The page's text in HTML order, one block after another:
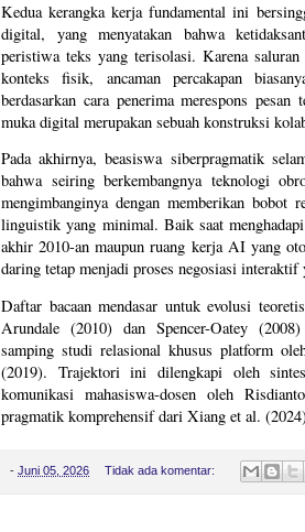
Kedua kerangka kerja fundamental ini
digital, yang menyatakan bahwa
peristiwa teks yang terisolasi. Karena saluran
konteks fisik, ancaman percakapan
berdasarkan cara penerima merespons
muka digital merupakan sebuah konstruksi
Pada akhirnya, beasiswa siberpragmatik
bahwa seiring berkembangnya teknologi
mengimbanginya dengan memberikan bobot
linguistik yang minimal. Baik saat
akhir 2010-an maupun ruang kerja AI yang
daring tetap menjadi proses negosiasi interaktif
Daftar bacaan mendasar untuk evolusi
Arundale (2010) dan Spencer-Oatey
samping studi relasional khusus platform
(2019). Trajektori ini dilengkapi oleh
komunikasi mahasiswa-dosen oleh
pragmatik komprehensif dari Xiang et al.
- Juni 05, 2026 Tidak ada komentar: